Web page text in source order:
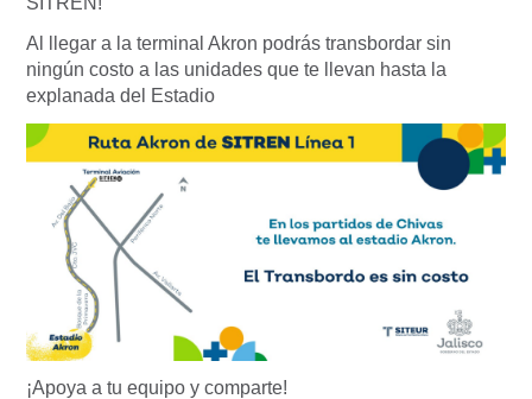
Al llegar a la terminal Akron podrás transbordar sin
ningún costo a las unidades que te llevan hasta la
explanada del Estadio
¡Apoya a tu equipo y comparte!